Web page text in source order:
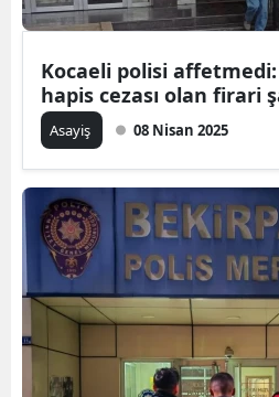
Kocaeli polisi affetmedi:
hapis cezası olan firari
Asayiş 08 Nisan 2025